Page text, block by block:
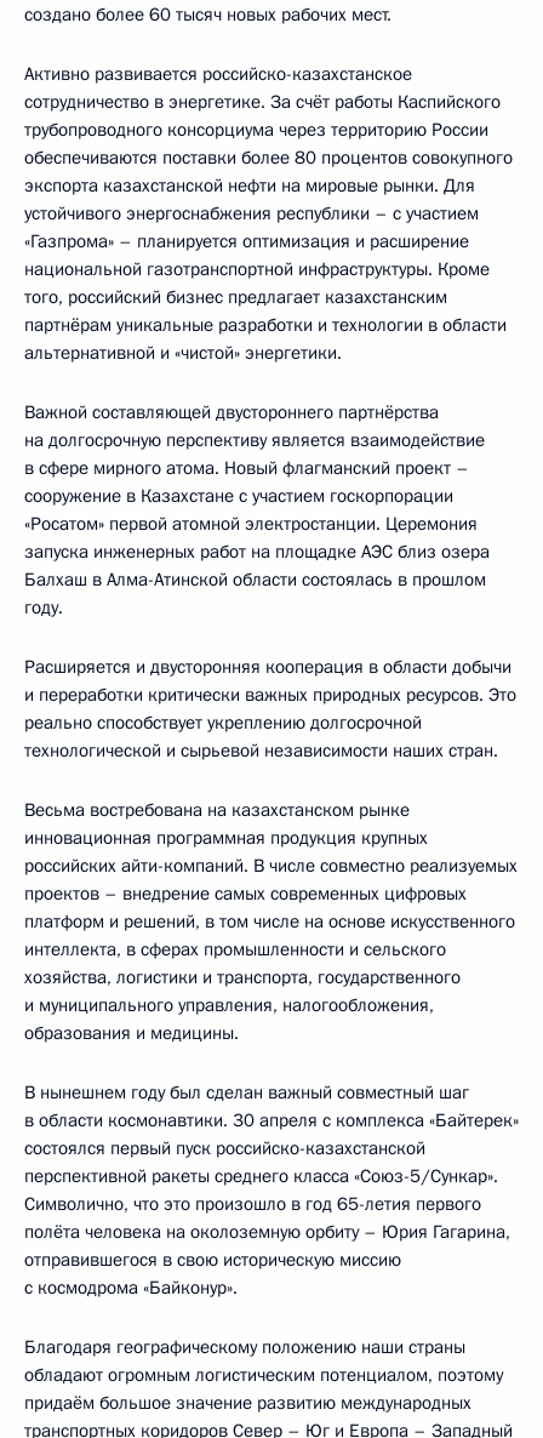
создано более 60 тысяч новых рабочих мест.
Активно развивается российско-казахстанское
сотрудничество в энергетике. За счёт работы Каспийского
трубопроводного консорциума через территорию России
обеспечиваются поставки более 80 процентов совокупного
экспорта казахстанской нефти на мировые рынки. Для
устойчивого энергоснабжения республики – с участием
«Газпрома» – планируется оптимизация и расширение
национальной газотранспортной инфраструктуры. Кроме
того, российский бизнес предлагает казахстанским
партнёрам уникальные разработки и технологии в области
альтернативной и «чистой» энергетики.
Важной составляющей двустороннего партнёрства
на долгосрочную перспективу является взаимодействие
в сфере мирного атома. Новый флагманский проект –
сооружение в Казахстане с участием госкорпорации
«Росатом» первой атомной электростанции. Церемония
запуска инженерных работ на площадке АЭС близ озера
Балхаш в Алма-Атинской области состоялась в прошлом
году.
Расширяется и двусторонняя кооперация в области добычи
и переработки критически важных природных ресурсов. Это
реально способствует укреплению долгосрочной
технологической и сырьевой независимости наших стран.
Весьма востребована на казахстанском рынке
инновационная программная продукция крупных
российских айти-компаний. В числе совместно реализуемых
проектов – внедрение самых современных цифровых
платформ и решений, в том числе на основе искусственного
интеллекта, в сферах промышленности и сельского
хозяйства, логистики и транспорта, государственного
и муниципального управления, налогообложения,
образования и медицины.
В нынешнем году был сделан важный совместный шаг
в области космонавтики. 30 апреля с комплекса «Байтерек»
состоялся первый пуск российско-казахстанской
перспективной ракеты среднего класса «Союз-5/Сункар».
Символично, что это произошло в год 65-летия первого
полёта человека на околоземную орбиту – Юрия Гагарина,
отправившегося в свою историческую миссию
с космодрома «Байконур».
Благодаря географическому положению наши страны
обладают огромным логистическим потенциалом, поэтому
придаём большое значение развитию международных
транспортных коридоров Север – Юг и Европа – Западный